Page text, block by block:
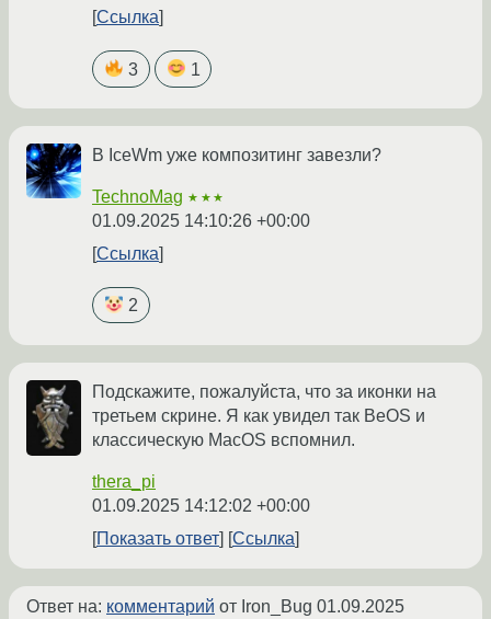
Ссылка
3 1
В IceWm уже композитинг завезли?
TechnoMag ★★★
01.09.2025 14:10:26 +00:00
Ссылка
2
Подскажите, пожалуйста, что за иконки на
третьем скрине. Я как увидел так BeOS и
классическую MacOS вспомнил.
thera_pi
01.09.2025 14:12:02 +00:00
Показать ответ
Ссылка
Ответ на: комментарий от Iron_Bug 01.09.2025